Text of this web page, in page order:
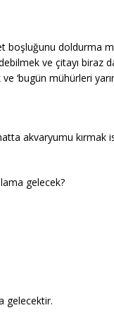
boşluğunu doldurma
ve çitayı biraz
‘bugün mühürleri
akvaryumu kırmak
gelecek?
gelecektir.